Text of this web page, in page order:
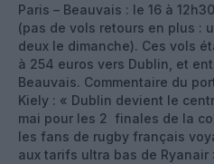
Paris – Beauvais : le 16 à
(pas de vols retours en plus :
deux le dimanche). Ces vols
à 254 euros vers Dublin, et
Beauvais. Commentaire du
Kiely : « Dublin devient le
mai pour les 2 finales de la
les fans de rugby français
aux tarifs ultra bas de Ryanair